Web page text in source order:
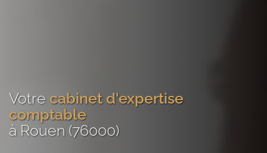
Votre cabinet d'expertise
comptable
à Rouen (76000)